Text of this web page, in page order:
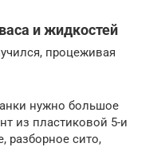
и жидкостей
процеживая
нужно большое
из пластиковой 5-и
разборное сито,